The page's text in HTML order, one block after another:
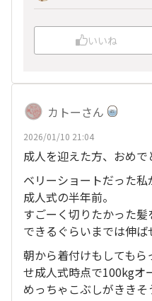
いいね
カトーさん
2026/01/10 21:04
成人を迎えた方、おめで
ベリーショートだった私
成人式の半年前。
すごーく切りたかった
できるぐらいまでは伸ば
朝から着付けもしても
せ成人式時点で100kgオ
めっちゃこぶしがきき